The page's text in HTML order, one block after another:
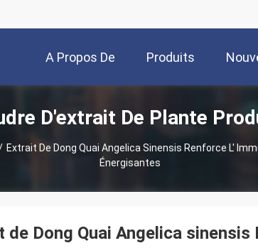
A Propos De
Nous
Produits
D'extrait De Plante
Extrait De Dong Quai Angelica Sinensis Renforce L'
Énergisantes
de Dong Quai Angelica